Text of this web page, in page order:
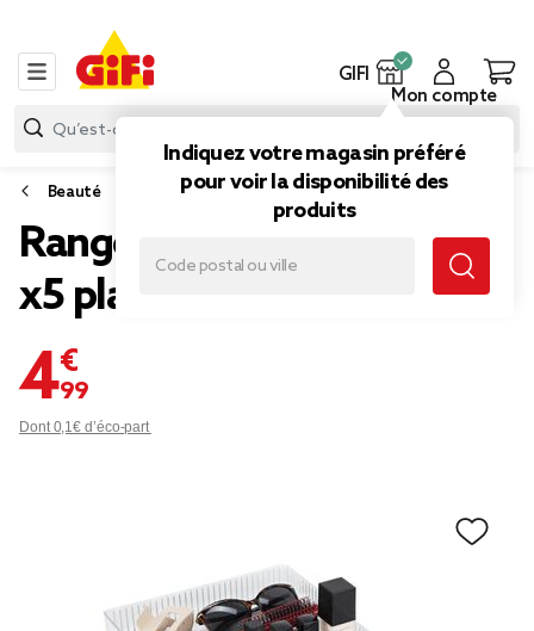
GIFI
Indiquez votre magasin préféré
pour voir la disponibilité des
produits
Mon compte
Beauté
Rangement cosmétique
x5 plastique transparent
4,99 €
Dont 0,1€ d’éco-part